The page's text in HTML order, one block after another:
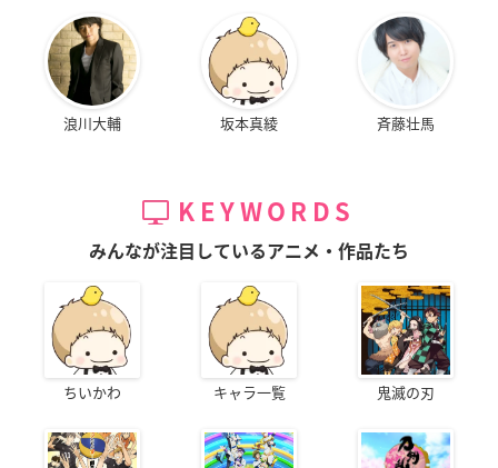
浪川大輔 坂本真綾 斉藤壮馬
KEYWORDS
みんなが注目しているアニメ・作品たち
ちいかわ キャラ一覧 鬼滅の刃